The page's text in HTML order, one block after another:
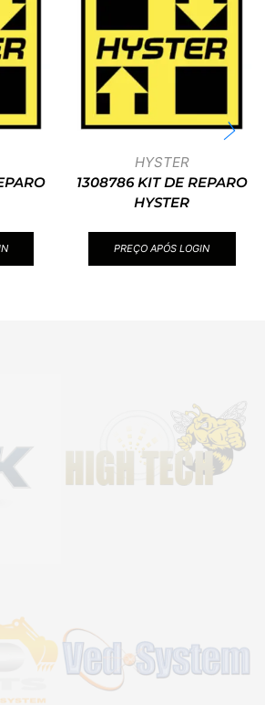
HYSTER
1308786 KIT DE REPARO
HYSTER
PREÇO APÓS LOGIN